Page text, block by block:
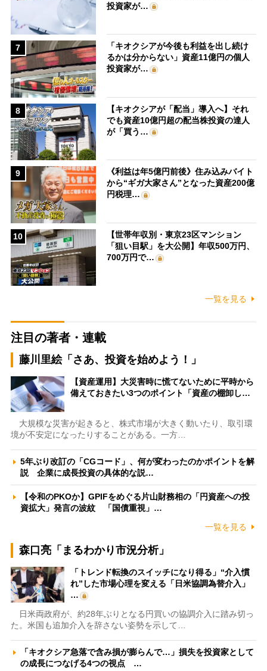
投資家が…
7
「キオクシアが今後も利益を出し続け
るかは分からない」資産11億円の個人
投資家が…
8
【キオクシアが「配当」導入へ】それ
でも資産10億円超の配当株投資の達人
が「買う…
9
《利益は年5億円前後》住み込みバイト
から“ギガ大家さん”となった資産200億
円税理…
10
【世帯年収別・東京23区マンション
「狙い目駅」を大公開】年収500万円、
700万円で…
一覧を見る
注目の著者・連載
藤川里絵「さあ、投資を始めよう！」
【資産運用】大災害時に慌てないために平時から
備えておきたい3つのポイント「資産の棚卸し…
大規模な災害が起きると、株式市場が大きく動いたり、取引環
境が不安定になったりすることがある。一方…
5年ぶり改訂の「CGコード」、何が変わったのかポイントを解
説 企業に成長投資の具体的な説…
【令和のPKOか】GPIFをめぐる片山財務相の「円資産への投
資拡大」発言の波紋 「国債重視」…
一覧を見る
森口亮「まるわかり市況分析」
「トレンド転換のスイッチになり得る」“介入慣
れ”した市場心理を変える「日米協調為替介入」
…
日米両政府が、約28年ぶりとなる円買いの協調介入に踏み切っ
た。米国も追加介入を辞さない姿勢を示して…
「キオクシア急落で含み損が膨らんで…」損失を投資家として
の成長につなげる4つの視点 …